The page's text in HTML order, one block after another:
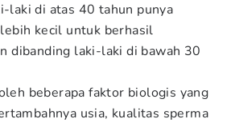
laki di atas 40 tahun punya
kecil untuk berhasil
dibanding laki-laki di bawah 30
beberapa faktor biologis yang
usia, kualitas sperma